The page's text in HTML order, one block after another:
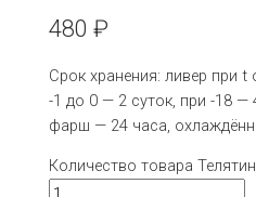
480₽
Срок хранения: ливер при t
-1 до 0 — 2 суток, при -18
фарш — 24 часа,
Количество товара